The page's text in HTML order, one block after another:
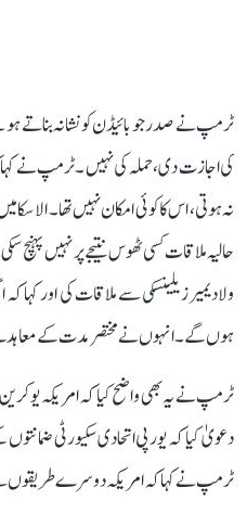
ٹرمپ نے صدر جو بائیڈن کو نشانہ بناتے
کی اجازت دی، حملہ کی نہیں ۔ ٹرمپ نے
نہ ہوتی، اس کا کوئی امکان نہیں تھا۔
حالیہ ملاقات کسی ٹھوس نتیجے پر نہیں
ولادیمیر زیلینسکی سے ملاقات کی اور کہا
ہوں گے۔ انہوں نے مختصر مدت کے معاہدے
ٹرمپ نے یہ بھی واضح کیا کہ امریکہ
دعویٰ کیا کہ یورپی اتحادی سکیورٹی
ٹرمپ نے کہا کہ امریکہ دوسرے طریقوں